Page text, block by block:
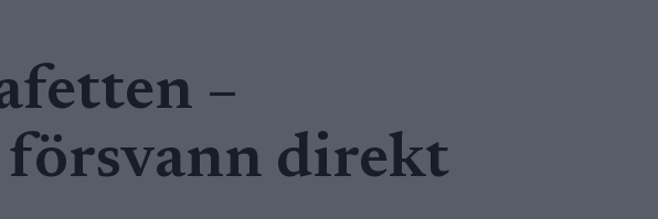
–
försvann direkt